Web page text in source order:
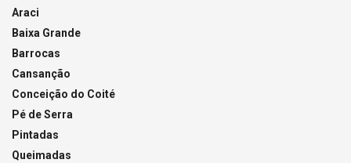
Araci
Baixa Grande
Barrocas
Cansanção
Conceição do Coité
Pé de Serra
Pintadas
Queimadas